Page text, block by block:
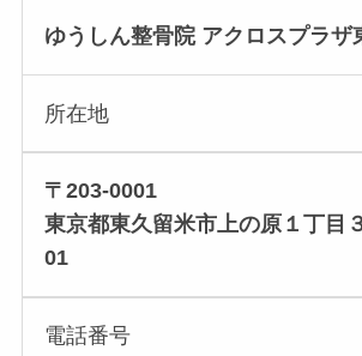
ゆうしん整骨院 アクロスプラザ
所在地
〒203-0001
東京都東久留米市上の原１丁目
01
電話番号